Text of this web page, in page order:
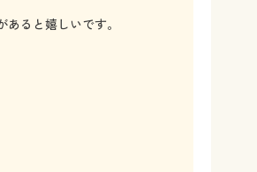
ると嬉しいです。